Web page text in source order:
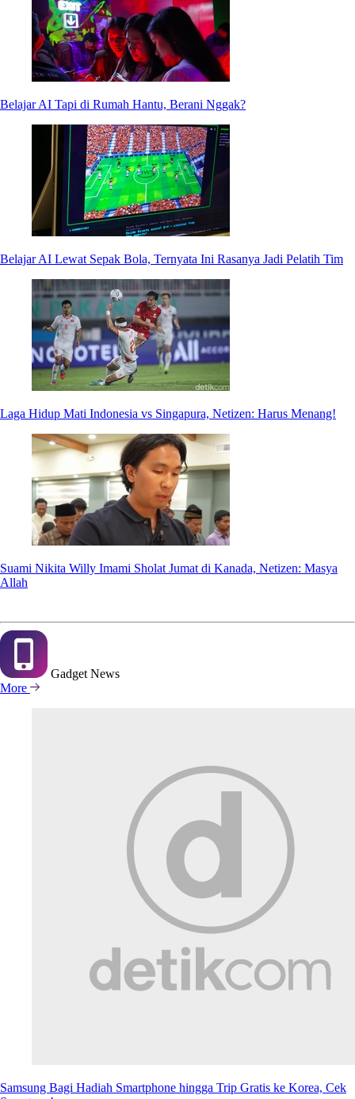
Belajar AI Tapi di Rumah Hantu, Berani Nggak?
Belajar AI Lewat Sepak Bola, Ternyata Ini Rasanya Jadi Pelatih Tim
Laga Hidup Mati Indonesia vs Singapura, Netizen: Harus Menang!
Suami Nikita Willy Imami Sholat Jumat di Kanada, Netizen: Masya
Allah
Gadget News
More
Samsung Bagi Hadiah Smartphone hingga Trip Gratis ke Korea, Cek